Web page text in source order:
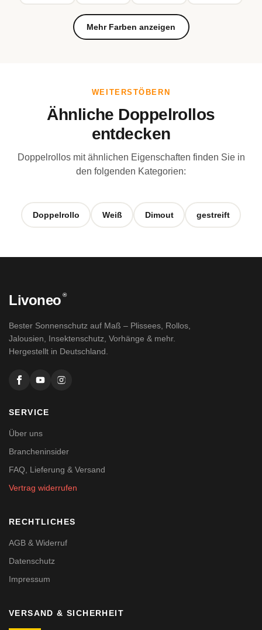
Mehr Farben anzeigen
WEITERSTÖBERN
Ähnliche Doppelrollos
entdecken
Doppelrollos mit ähnlichen Eigenschaften finden Sie in
den folgenden Kategorien:
Doppelrollo Weiß Dimout gestreift
Livoneo ®
Bester Sonnenschutz auf Maß – Plissees, Rollos,
Jalousien, Insektenschutz, Vorhänge & mehr.
Hergestellt in Deutschland.
SERVICE
Über uns
Brancheninsider
FAQ, Lieferung & Versand
Vertrag widerrufen
RECHTLICHES
AGB & Widerruf
Datenschutz
Impressum
VERSAND & SICHERHEIT